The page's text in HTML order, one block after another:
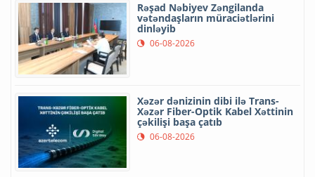
Rəşad Nəbiyev Zəngilanda
vətəndaşların müraciətlərini
dinləyib
06-08-2026
Xəzər dənizinin dibi ilə Trans-
Xəzər Fiber-Optik Kabel Xəttinin
çəkilişi başa çatıb
06-08-2026